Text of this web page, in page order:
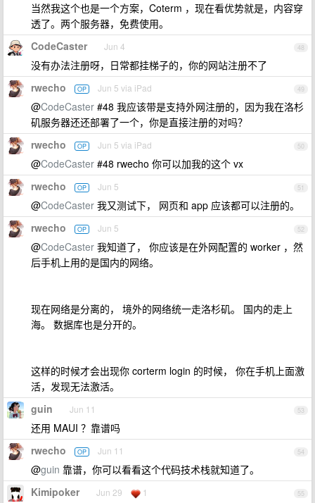
当然我这个也是一个方案，Coterm ，现在看优势就是，内容穿
透了。两个服务器，免费使用。
48
CodeCaster Jun 4
没有办法注册呀，日常都挂梯子的，你的网站注册不了
49
rwecho OP Jun 5 via iPad
@CodeCaster #48 我应该带是支持外网注册的，因为我在洛杉
矶服务器还还部署了一个，你是直接注册的对吗？
50
rwecho OP Jun 5 via iPad
@CodeCaster #48 rwecho 你可以加我的这个 vx
51
rwecho OP Jun 5
@CodeCaster 我又测试下， 网页和 app 应该都可以注册的。
52
rwecho OP Jun 5
@CodeCaster 我知道了， 你应该是在外网配置的 worker ，然
后手机上用的是国内的网络。
现在网络是分离的， 境外的网络统一走洛杉矶。 国内的走上
海。 数据库也是分开的。
这样的时候才会出现你 corterm login 的时候， 你在手机上面激
活，发现无法激活。
53
guin Jun 11
还用 MAUI ？靠谱吗
54
rwecho OP Jun 11
@guin 靠谱，你可以看看这个代码技术栈就知道了。
55
Kimipoker Jun 29 1